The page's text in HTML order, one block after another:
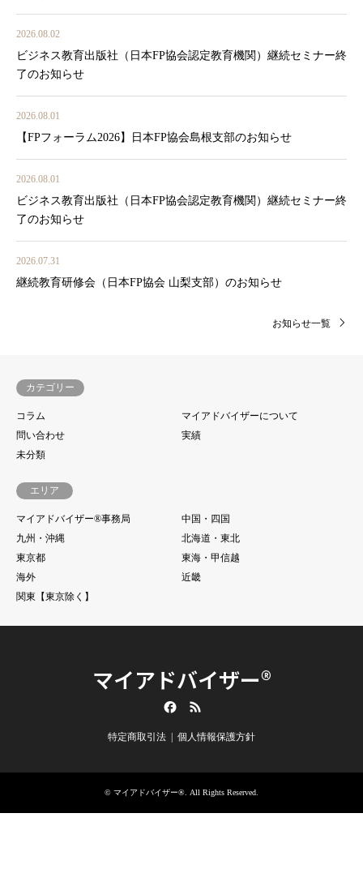
2026.08.02
ビジネス教育出版社（日本FP協会認定教育機関）継続セミナー終
了のお知らせ
2026.08.01
【FPフォーラム2026】日本FP協会島根支部のお知らせ
2026.08.01
ビジネス教育出版社（日本FP協会認定教育機関）継続セミナー終
了のお知らせ
2026.07.31
継続教育研修会（日本FP協会 山梨支部）のお知らせ
お知らせ一覧
カテゴリー
コラム
マイアドバイザーについて
問い合わせ
実績
未分類
エリア
マイアドバイザー®事務局
中国・四国
九州・沖縄
北海道・東北
東京都
東海・甲信越
海外
近畿
関東【東京除く】
マイアドバイザー®
特定商取引法 個人情報保護方針
© マイアドバイザー® . All Rights Reserved.